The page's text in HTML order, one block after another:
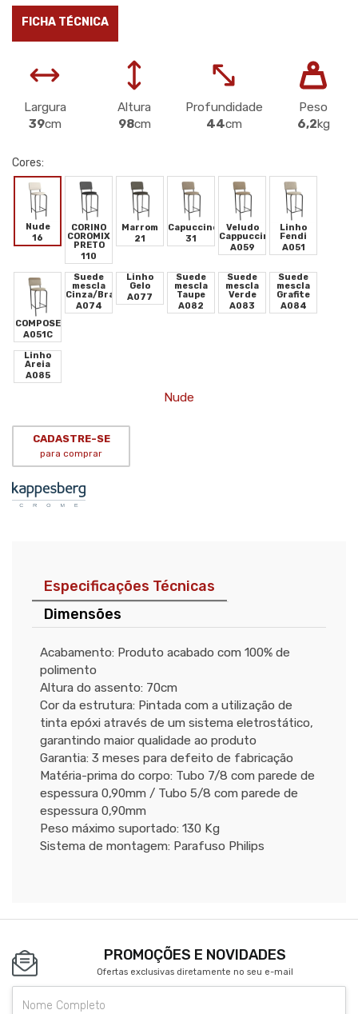
FICHA TÉCNICA
Largura
39cm
Altura
98cm
Profundidade
44cm
Peso
6,2kg
Cores:
Nude
16
CORINO
COROMIX
PRETO
110
Marrom
21
Capuccino
31
Veludo
Cappuccino
A059
Linho
Fendi
A051
COMPOSE
A051C
Suede
mescla
Cinza/Branco
A074
Linho
Gelo
A077
Suede
mescla
Taupe
A082
Suede
mescla
Verde
A083
Suede
mescla
Grafite
A084
Linho
Areia
A085
Nude
CADASTRE-SE
para comprar
Especificações Técnicas
Dimensões
Acabamento: Produto acabado com 100% de
polimento
Altura do assento: 70cm
Cor da estrutura: Pintada com a utilização de
tinta epóxi através de um sistema eletrostático,
garantindo maior qualidade ao produto
Garantia: 3 meses para defeito de fabricação
Matéria-prima do corpo: Tubo 7/8 com parede de
espessura 0,90mm / Tubo 5/8 com parede de
espessura 0,90mm
Peso máximo suportado: 130 Kg
Sistema de montagem: Parafuso Philips
PROMOÇÕES E NOVIDADES
Ofertas exclusivas diretamente no seu e-mail